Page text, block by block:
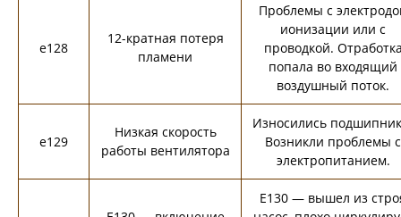
e128
12-кратная потеря
пламени
Проблемы с
ионизации или с
проводкой.
попала во входящий
воздушный поток.
e129
Низкая скорость
работы вентилятора
Износились
Возникли проблемы с
электропитанием.
E130 — вышел из